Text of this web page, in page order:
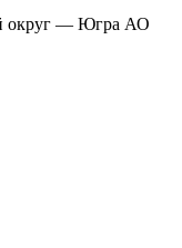
округ — Югра АО